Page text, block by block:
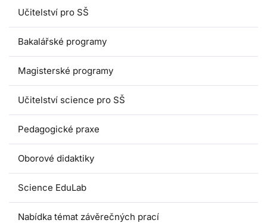
Učitelství pro SŠ
Bakalářské programy
Magisterské programy
Učitelství science pro SŠ
Pedagogické praxe
Oborové didaktiky
Science EduLab
Nabídka témat závěrečných prací